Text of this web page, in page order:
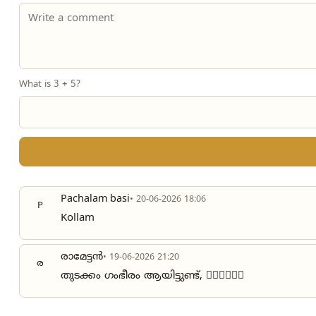
What is 3 + 5?
P Pachalam basi• 20-06-2026 18:06
Kollam
ര രാമേട്ടൻ• 19-06-2026 21:20
തുടക്കം ഗംഭീരം ആയിട്ടുണ്ട്, 👍🏻👍🏻👍🏻